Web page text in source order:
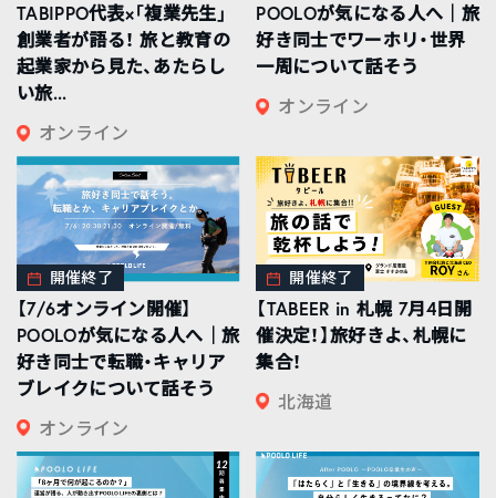
TABIPPO代表×「複業先生」
創業者が語る！ 旅と教育の
起業家から見た、あたらし
い旅...
オンライン
POOLOが気になる人へ｜旅
好き同士でワーホリ・世界
一周について話そう
オンライン
開催終了
【7/6オンライン開催】
POOLOが気になる人へ｜旅
好き同士で転職・キャリア
ブレイクについて話そう
オンライン
開催終了
【TABEER in 札幌 7月4日開
催決定！】旅好きよ、札幌に
集合！
北海道